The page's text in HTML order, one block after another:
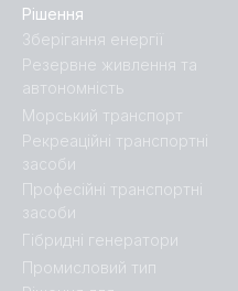
Рішення
Зберігання енергії
Резервне живлення та
автономність
Морський транспорт
Рекреаційні транспортні
засоби
Професійні транспортні
засоби
Гібридні генератори
Промисловий тип